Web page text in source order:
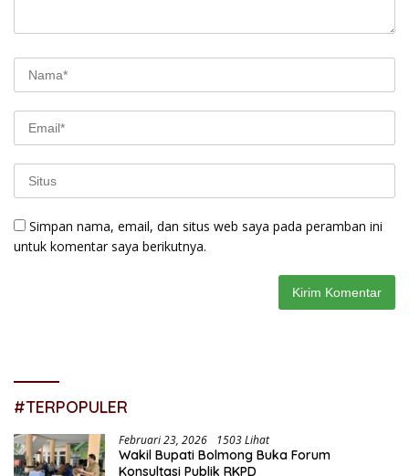
Simpan nama, email, dan situs web saya pada peramban ini
untuk komentar saya berikutnya.
#TERPOPULER
Februari 23, 2026 1503 Lihat
Wakil Bupati Bolmong Buka Forum
Konsultasi Publik RKPD